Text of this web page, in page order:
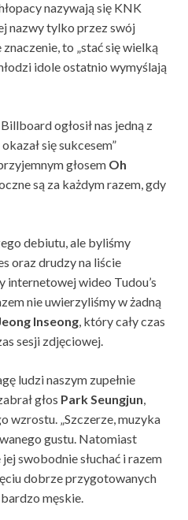
nazywają się KNK
nazwy tylko przez swój
to „stać się wielką
idole ostatnio wymyślają
ogłosił nas jedną z
się sukcesem”
głosem Oh
są za każdym razem, gdy
debiutu, ale byliśmy
oraz drudzy na liście
wideo Tudou’s
nie uwierzyliśmy w żadną
Inseong, który cały czas
sesji zdjęciowej.
ludzi naszym zupełnie
głos Park Seungjun,
wzrostu. „Szczerze, muzyka
gustu. Natomiast
swobodnie słuchać i razem
dobrze przygotowanych
męskie.